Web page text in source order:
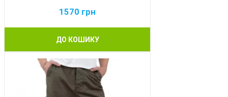
1570 грн
ДО КОШИКУ